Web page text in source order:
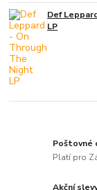
Def
LP
Poštovné
Platí pro
Akční